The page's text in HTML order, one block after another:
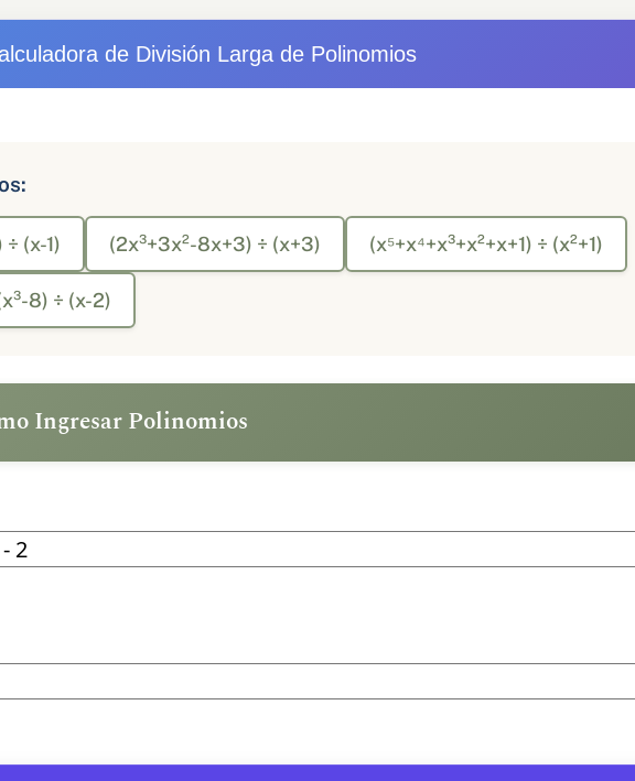
de División Larga de Polinomios
÷ (x-1) (2x³+3x²-8x+3) ÷ (x+3) (x⁵+x⁴+x³+x²+x+1) ÷ (x²+1)
8) ÷ (x-2)
Ingresar Polinomios